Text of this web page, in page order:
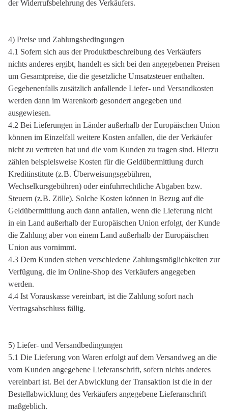
der Widerrufsbelehrung des Verkäufers.
4) Preise und Zahlungsbedingungen
4.1 Sofern sich aus der Produktbeschreibung des Verkäufers
nichts anderes ergibt, handelt es sich bei den angegebenen Preisen
um Gesamtpreise, die die gesetzliche Umsatzsteuer enthalten.
Gegebenenfalls zusätzlich anfallende Liefer- und Versandkosten
werden dann im Warenkorb gesondert angegeben und
ausgewiesen.
4.2 Bei Lieferungen in Länder außerhalb der Europäischen Union
können im Einzelfall weitere Kosten anfallen, die der Verkäufer
nicht zu vertreten hat und die vom Kunden zu tragen sind. Hierzu
zählen beispielsweise Kosten für die Geldübermittlung durch
Kreditinstitute (z.B. Überweisungsgebühren,
Wechselkursgebühren) oder einfuhrrechtliche Abgaben bzw.
Steuern (z.B. Zölle). Solche Kosten können in Bezug auf die
Geldübermittlung auch dann anfallen, wenn die Lieferung nicht
in ein Land außerhalb der Europäischen Union erfolgt, der Kunde
die Zahlung aber von einem Land außerhalb der Europäischen
Union aus vornimmt.
4.3 Dem Kunden stehen verschiedene Zahlungsmöglichkeiten zur
Verfügung, die im Online-Shop des Verkäufers angegeben
werden.
4.4 Ist Vorauskasse vereinbart, ist die Zahlung sofort nach
Vertragsabschluss fällig.
5) Liefer- und Versandbedingungen
5.1 Die Lieferung von Waren erfolgt auf dem Versandweg an die
vom Kunden angegebene Lieferanschrift, sofern nichts anderes
vereinbart ist. Bei der Abwicklung der Transaktion ist die in der
Bestellabwicklung des Verkäufers angegebene Lieferanschrift
maßgeblich.